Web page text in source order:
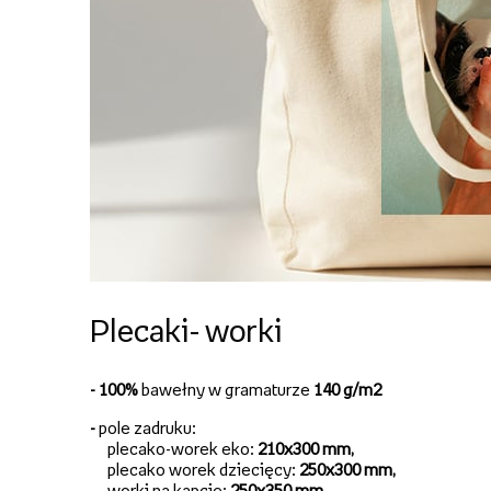
Plecaki- worki
- 100% bawełny w gramaturze 140 g/m2
-pole zadruku:
plecako-worek eko: 210x300 mm,
plecako worek dziecięcy: 250x300 mm,